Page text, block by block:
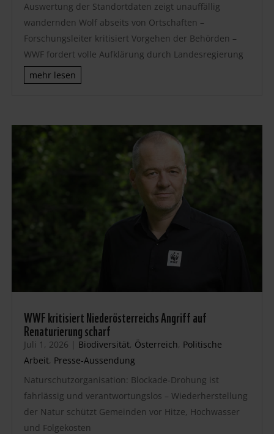
Auswertung der Standortdaten zeigt unauffällig
wandernden Wolf abseits von Ortschaften –
Forschungsleiter kritisiert Vorgehen der Behörden –
WWF fordert volle Aufklärung durch Landesregierung
mehr lesen
WWF kritisiert Niederösterreichs Angriff auf
Renaturierung scharf
Juli 1, 2026 | Biodiversität, Österreich, Politische
Arbeit, Presse-Aussendung
Naturschutzorganisation: Blockade-Drohung ist
fahrlässig und verantwortungslos – Wiederherstellung
der Natur schützt Gemeinden vor Hitze, Hochwasser
und Folgekosten